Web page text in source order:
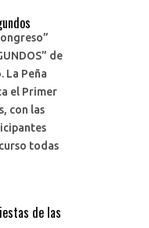
de
La Peña
el Primer
con las
todas
de las